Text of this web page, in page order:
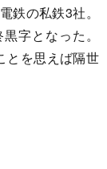
鉄の私鉄3社。
字となった。
とを思えば隔世